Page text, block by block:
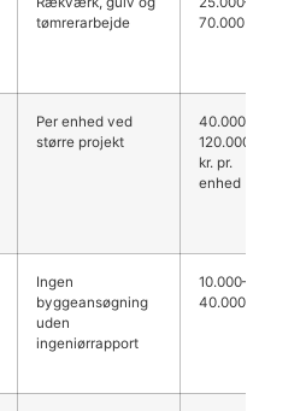
tømrerarbejde
70.000 kr.
Per enhed ved
større projekt
40.000–
120.000
kr. pr.
enhed
Ingen
byggeansøgning
uden
ingeniørrapport
10.000–
40.000 kr.